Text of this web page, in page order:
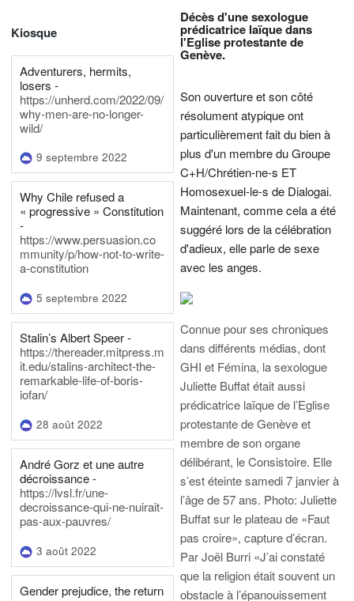
Kiosque
Adventurers, hermits,
losers -
https://unherd.com/2022/09/
why-men-are-no-longer-
wild/
9 septembre 2022
Why Chile refused a
« progressive » Constitution
-
https://www.persuasion.co
mmunity/p/how-not-to-write-
a-constitution
5 septembre 2022
Stalin’s Albert Speer -
https://thereader.mitpress.m
it.edu/stalins-architect-the-
remarkable-life-of-boris-
iofan/
28 août 2022
André Gorz et une autre
décroissance -
https://lvsl.fr/une-
decroissance-qui-ne-nuirait-
pas-aux-pauvres/
3 août 2022
Gender prejudice, the return
Décès d'une sexologue
prédicatrice laïque dans
l'Eglise protestante de
Genève.
Son ouverture et son côté
résolument atypique ont
particulièrement fait du bien à
plus d'un membre du Groupe
C+H/Chrétien-ne-s ET
Homosexuel-le-s de Dialogai.
Maintenant, comme cela a été
suggéré lors de la célébration
d'adieux, elle parle de sexe
avec les anges.
Connue pour ses chroniques
dans différents médias, dont
GHI et Fémina, la sexologue
Juliette Buffat était aussi
prédicatrice laïque de l’Eglise
protestante de Genève et
membre de son organe
délibérant, le Consistoire. Elle
s’est éteinte samedi 7 janvier à
l’âge de 57 ans. Photo: Juliette
Buffat sur le plateau de «Faut
pas croire», capture d’écran.
Par Joël Burri «J’ai constaté
que la religion était souvent un
obstacle à l’épanouissement